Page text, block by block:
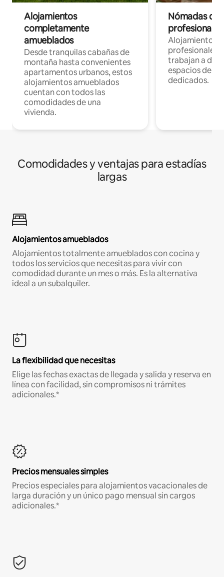
Alojamientos
completamente
amueblados
Desde tranquilas cabañas de
montaña hasta convenientes
apartamentos urbanos, estos
alojamientos amueblados
cuentan con todos las
comodidades de una
vivienda.
Nómadas
Alojamientos
profesionales
trabajan a
espacios de
dedicados.
Comodidades y ventajas para estadías
largas
Alojamientos amueblados
Alojamientos totalmente amueblados con cocina y
todos los servicios que necesitas para vivir con
comodidad durante un mes o más. Es la alternativa
ideal a un subalquiler.
La flexibilidad que necesitas
Elige las fechas exactas de llegada y salida y reserva en
línea con facilidad, sin compromisos ni trámites
adicionales.*
Precios mensuales simples
Precios especiales para alojamientos vacacionales de
larga duración y un único pago mensual sin cargos
adicionales.*